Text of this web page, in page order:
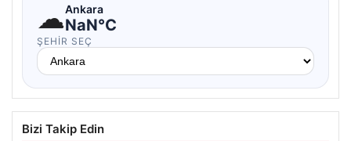
☁Ankara
NaN°C
ŞEHIR SEÇ
Bizi Takip Edin